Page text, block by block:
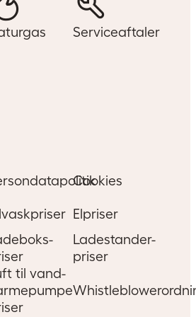
bilvask hos OK
Serviceaftaler
Cookies
Elpriser
Ladestander-
priser
til vand-